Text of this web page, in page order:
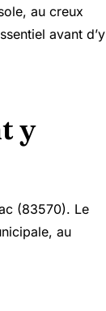
au creux
avant d’y
y
(83570). Le
au